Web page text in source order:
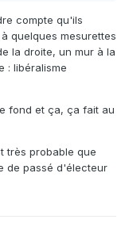
compte qu'ils
quelques mesurettes
la droite, un mur à la
: libéralisme
fond et ça, ça fait au
très probable que
de passé d'électeur